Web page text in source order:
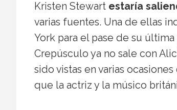
Kristen Stewart estaría
varias fuentes. Una de ellas
York para el pase de su
Crepúsculo ya no sale con
sido vistas en varias
que la actriz y la músico